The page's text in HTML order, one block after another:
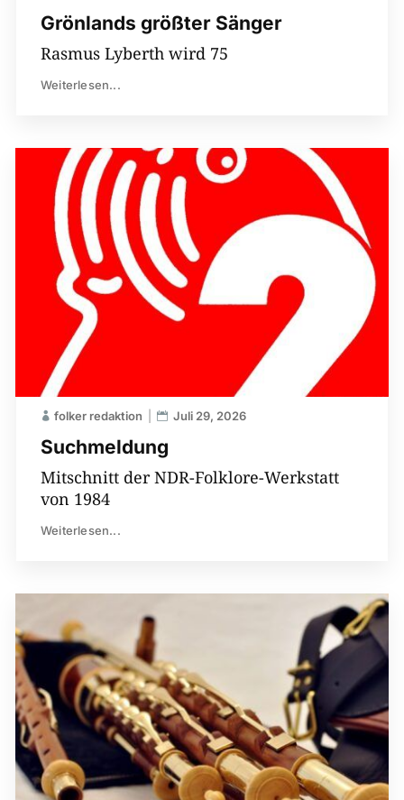
Grönlands größter Sänger
Rasmus Lyberth wird 75
Weiterlesen...
Suchmeldung
folker redaktion Juli 29, 2026
Mitschnitt der NDR-Folklore-Werkstatt
von 1984
Weiterlesen...